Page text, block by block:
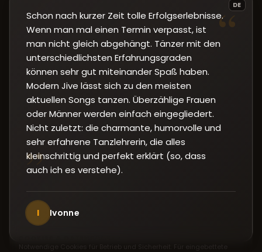
DE
“
”
Schon nach kurzer Zeit tolle Erfolgserlebnisse.
Wenn man mal einen Termin verpasst, ist
man nicht gleich abgehängt. Tänzer mit den
unterschiedlichsten Erfahrungsgraden
können sehr gut miteinander Spaß haben.
Modern Jive lässt sich zu den meisten
aktuellen Songs tanzen. Überzählige Frauen
oder Männer werden einfach eingegliedert.
Nicht zuletzt: die charmante, humorvolle und
sehr erfahrene Tanzlehrerin, die alles
kleinschrittig und perfekt erklärt (so, dass
auch ich es verstehe).
I Ivonne